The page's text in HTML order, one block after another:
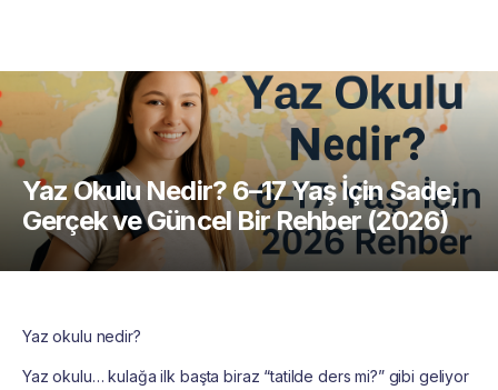
Yaz Okulu Nedir? 6–17 Yaş İçin Sade,
Gerçek ve Güncel Bir Rehber (2026)
Yaz okulu nedir?
Yaz okulu… kulağa ilk başta biraz “tatilde ders mi?” gibi geliyor